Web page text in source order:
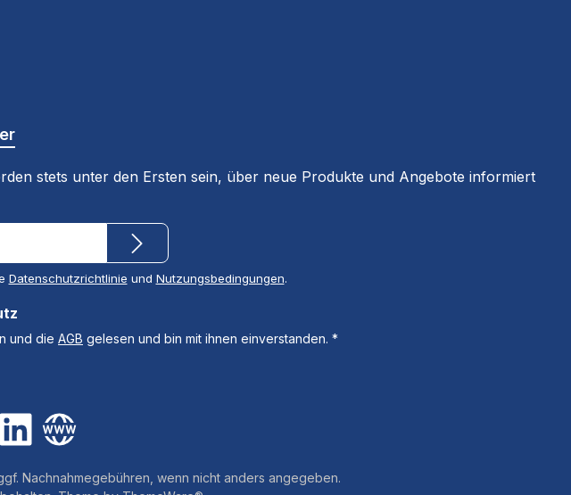
stets unter den Ersten sein, über neue Produkte und Angebote informiert
Datenschutzrichtlinie und Nutzungsbedingungen.
und die AGB gelesen und bin mit ihnen einverstanden. *
LinkedIn Website
Nachnahmegebühren, wenn nicht anders angegeben.